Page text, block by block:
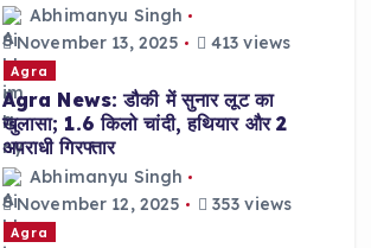
Abhimanyu Singh
November 13, 2025
413 views
Agra
Agra News: डौकी में सुनार लूट का
खुलासा; 1.6 किलो चांदी, हथियार और 2
अपराधी गिरफ्तार
Abhimanyu Singh
November 12, 2025
353 views
Agra